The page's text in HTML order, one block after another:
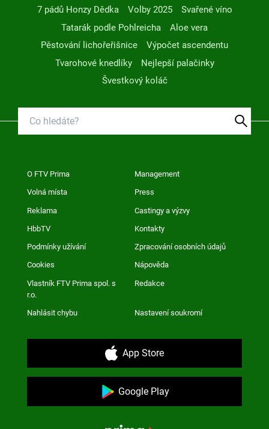
7 pádů Honzy Dědka
Volby 2025
Svařené víno
Tatarák podle Pohlreicha
Aloe vera
Pěstování lichořeřišnice
Výpočet ascendentu
Tvarohové knedlíky
Nejlepší palačinky
Švestkový koláč
O FTV Prima Management
Volná místa Press
Reklama Castingy a výzvy
HbbTV Kontakty
Podmínky užívání Zpracování osobních údajů
Cookies Nápověda
Vlastník FTV Prima spol. s
r.o.
Redakce
Nahlásit chybu Nastavení soukromí
App Store
Google Play